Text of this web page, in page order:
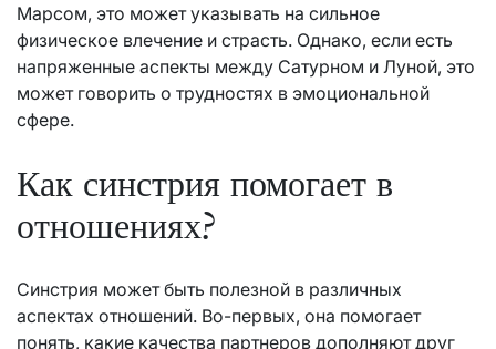
Марсом, это может указывать на сильное
физическое влечение и страсть. Однако, если есть
напряженные аспекты между Сатурном и Луной, это
может говорить о трудностях в эмоциональной
сфере.
Как синстрия помогает в
отношениях?
Синстрия может быть полезной в различных
аспектах отношений. Во-первых, она помогает
понять, какие качества партнеров дополняют друг